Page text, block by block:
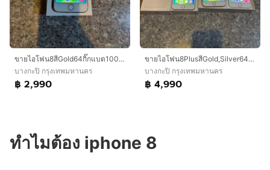
ขายไอโฟน8สีGold64กิ๊กแบต100สูนTrueสภาพสวยๆใช้งานดีถูกๆ
บางกะปิ กรุงเทพมหานคร
฿ 2,990
ขายไอโฟน8PlusสีGold,Silver64กิ๊กมีกล่องอีมี่ตรงสูนTrueใช้งานดีถูกๆมากๆ
บางกะปิ กรุงเทพมหานคร
฿ 4,990
ทำไมต้อง iphone 8